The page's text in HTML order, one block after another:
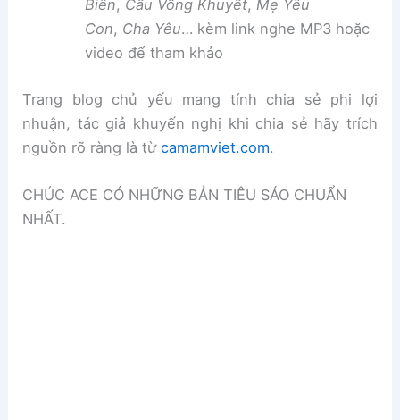
Biển, Cầu Vồng Khuyết, Mẹ Yêu
Con, Cha Yêu… kèm link nghe MP3 hoặc
video để tham khảo
Trang blog chủ yếu mang tính chia sẻ phi lợi
nhuận, tác giả khuyến nghị khi chia sẻ hãy trích
nguồn rõ ràng là từcamamviet.com.
CHÚC ACE CÓ NHỮNG BẢN TIÊU SÁO CHUẨN
NHẤT.